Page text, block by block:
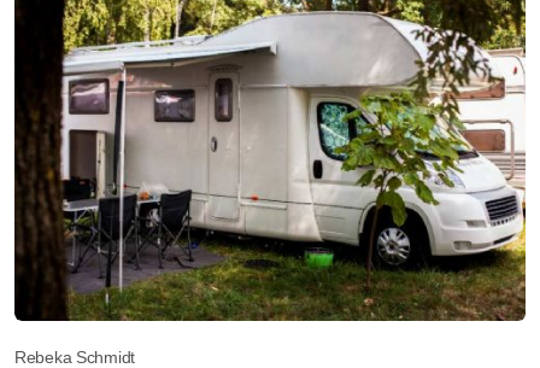
Rebeka Schmidt